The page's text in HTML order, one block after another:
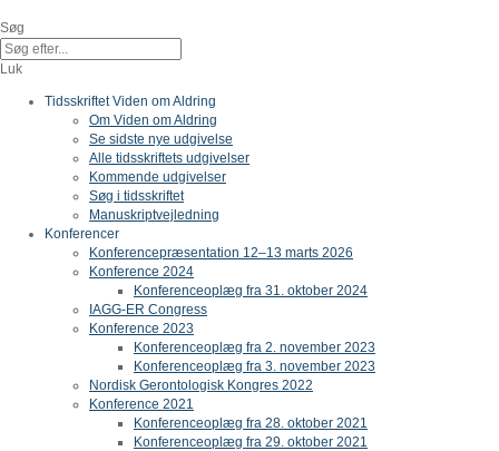
til
indholdet
Søg
Luk
Tidsskriftet Viden om Aldring
Om Viden om Aldring
Se sidste nye udgivelse
Alle tidsskriftets udgivelser
Kommende udgivelser
Søg i tidsskriftet
Manuskriptvejledning
Konferencer
Konferencepræsentation 12–13 marts 2026
Konference 2024
Konferenceoplæg fra 31. oktober 2024
IAGG-ER Congress
Konference 2023
Konferenceoplæg fra 2. november 2023
Konferenceoplæg fra 3. november 2023
Nordisk Gerontologisk Kongres 2022
Konference 2021
Konferenceoplæg fra 28. oktober 2021
Konferenceoplæg fra 29. oktober 2021